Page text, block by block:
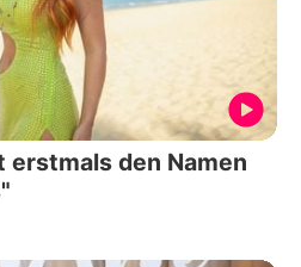
erstmals den Namen